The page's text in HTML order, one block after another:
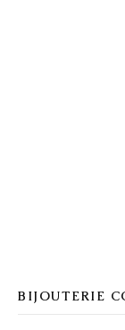
BIJOUTERIE